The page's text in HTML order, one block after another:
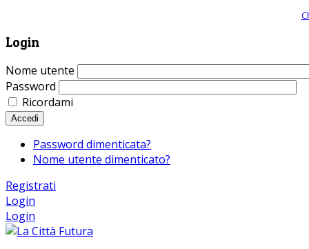
Login
Nome utente
Password
Ricordami
Accedi
Password dimenticata?
Nome utente dimenticato?
Registrati
Login
Login